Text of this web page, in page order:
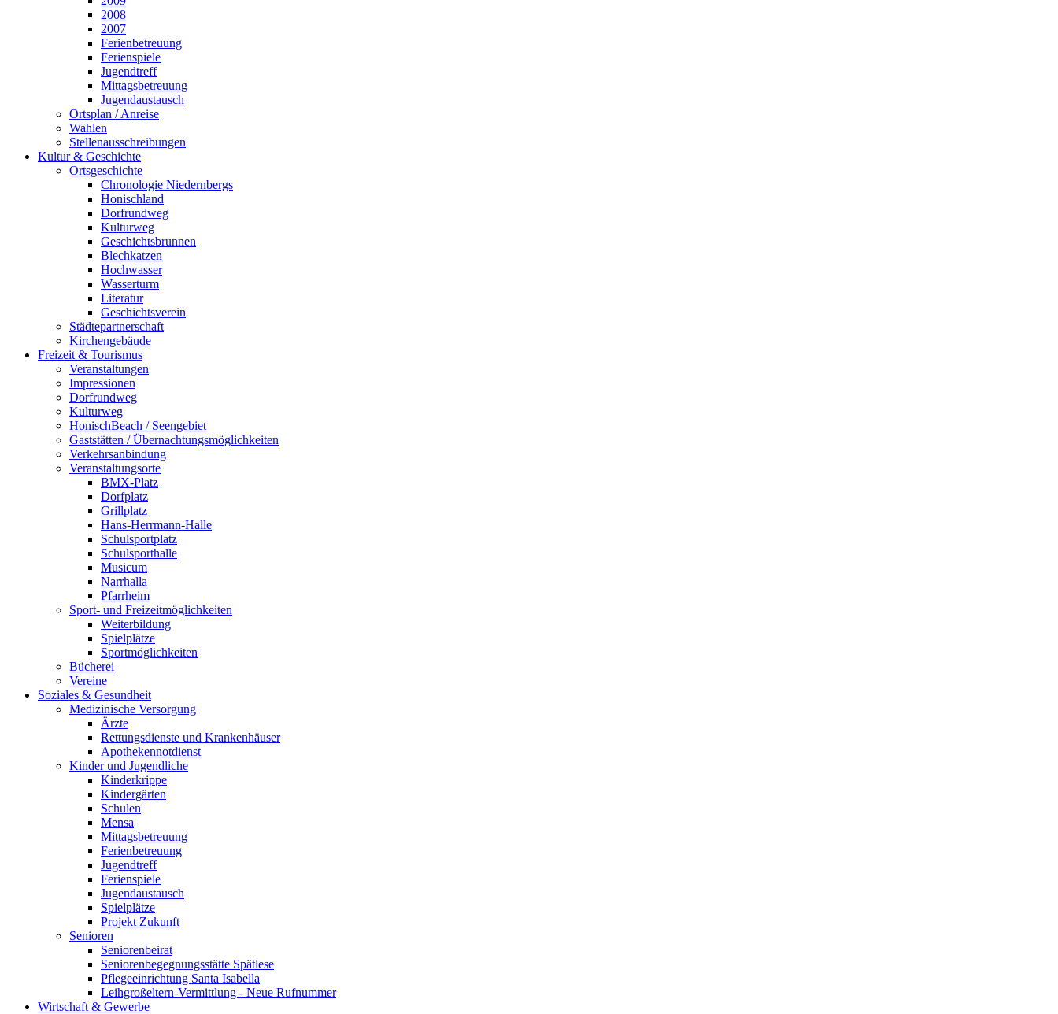
2008
2007
Ferienbetreuung
Ferienspiele
Jugendtreff
Mittagsbetreuung
Jugendaustausch
Ortsplan / Anreise
Wahlen
Stellenausschreibungen
Kultur & Geschichte
Ortsgeschichte
Chronologie Niedernbergs
Honischland
Dorfrundweg
Kulturweg
Geschichtsbrunnen
Blechkatzen
Hochwasser
Wasserturm
Literatur
Geschichtsverein
Städtepartnerschaft
Kirchengebäude
Freizeit & Tourismus
Veranstaltungen
Impressionen
Dorfrundweg
Kulturweg
HonischBeach / Seengebiet
Gaststätten / Übernachtungsmöglichkeiten
Verkehrsanbindung
Veranstaltungsorte
BMX-Platz
Dorfplatz
Grillplatz
Hans-Herrmann-Halle
Schulsportplatz
Schulsporthalle
Musicum
Narrhalla
Pfarrheim
Sport- und Freizeitmöglichkeiten
Weiterbildung
Spielplätze
Sportmöglichkeiten
Bücherei
Vereine
Soziales & Gesundheit
Medizinische Versorgung
Ärzte
Rettungsdienste und Krankenhäuser
Apothekennotdienst
Kinder und Jugendliche
Kinderkrippe
Kindergärten
Schulen
Mensa
Mittagsbetreuung
Ferienbetreuung
Jugendtreff
Ferienspiele
Jugendaustausch
Spielplätze
Projekt Zukunft
Senioren
Seniorenbeirat
Seniorenbegegnungsstätte Spätlese
Pflegeeinrichtung Santa Isabella
Leihgroßeltern-Vermittlung - Neue Rufnummer
Wirtschaft & Gewerbe